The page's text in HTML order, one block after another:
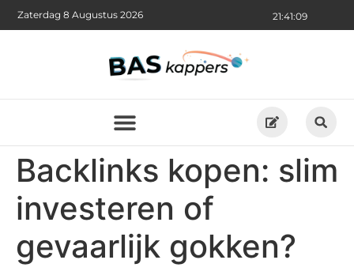
21:41:09
Zaterdag 8 Augustus 2026
Backlinks kopen: slim
investeren of
gevaarlijk gokken?